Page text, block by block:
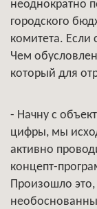
неоднократно
городского
комитета. Если
Чем
который для
- Начну с
цифры, мы
активно
концепт-
Произошло это,